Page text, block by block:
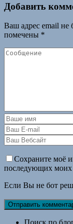
Добавить
Ваш адрес email не
помечены *
Сохраните моё
последующих моих
Если Вы не бот